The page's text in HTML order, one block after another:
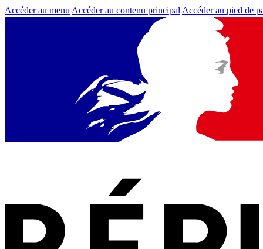
Accéder au menu Accéder au contenu principal Accéder au pied de